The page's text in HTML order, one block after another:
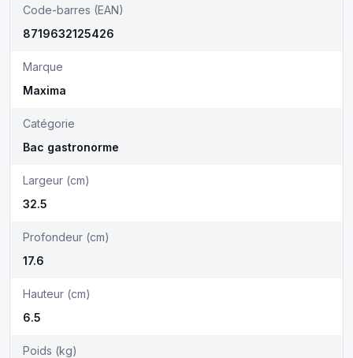
Code-barres (EAN)
8719632125426
Marque
Maxima
Catégorie
Bac gastronorme
Largeur (cm)
32.5
Profondeur (cm)
17.6
Hauteur (cm)
6.5
Poids (kg)